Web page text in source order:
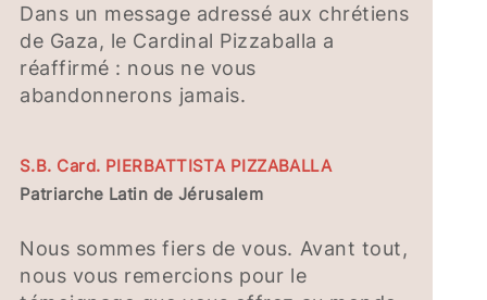
Dans un message adressé aux chrétiens
de Gaza, le Cardinal Pizzaballa a
réaffirmé : nous ne vous
abandonnerons jamais.
S.B. Card. PIERBATTISTA PIZZABALLA
Patriarche Latin de Jérusalem
Nous sommes fiers de vous. Avant tout,
nous vous remercions pour le